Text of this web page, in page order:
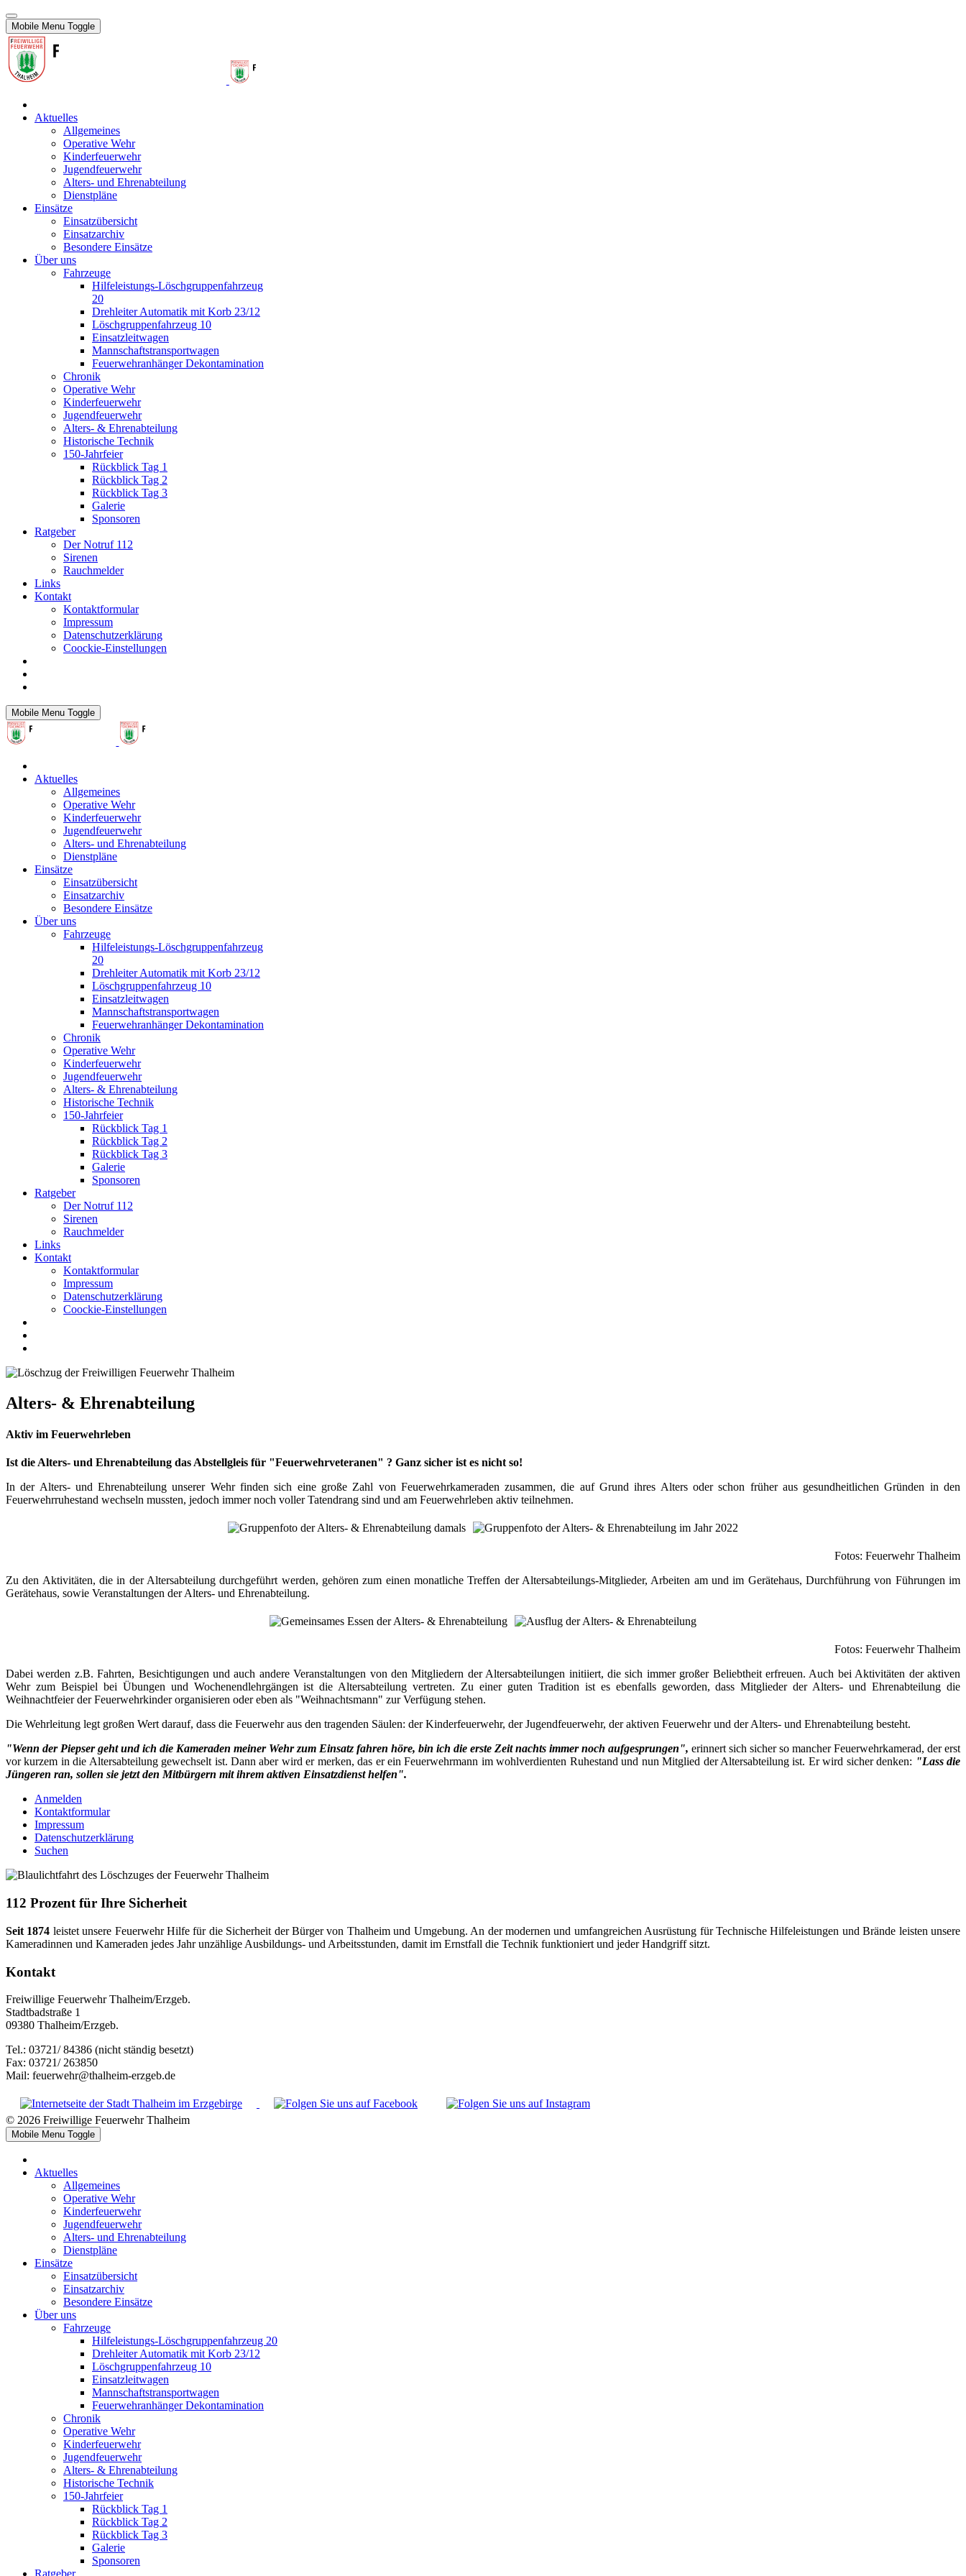
Mobile Menu Toggle
Aktuelles
Allgemeines
Operative Wehr
Kinderfeuerwehr
Jugendfeuerwehr
Alters- und Ehrenabteilung
Dienstpläne
Einsätze
Einsatzübersicht
Einsatzarchiv
Besondere Einsätze
Über uns
Fahrzeuge
Hilfeleistungs-Löschgruppenfahrzeug
20
Drehleiter Automatik mit Korb 23/12
Löschgruppenfahrzeug 10
Einsatzleitwagen
Mannschaftstransportwagen
Feuerwehranhänger Dekontamination
Chronik
Operative Wehr
Kinderfeuerwehr
Jugendfeuerwehr
Alters- & Ehrenabteilung
Historische Technik
150-Jahrfeier
Rückblick Tag 1
Rückblick Tag 2
Rückblick Tag 3
Galerie
Sponsoren
Ratgeber
Der Notruf 112
Sirenen
Rauchmelder
Links
Kontakt
Kontaktformular
Impressum
Datenschutzerklärung
Coockie-Einstellungen
Mobile Menu Toggle
Aktuelles
Allgemeines
Operative Wehr
Kinderfeuerwehr
Jugendfeuerwehr
Alters- und Ehrenabteilung
Dienstpläne
Einsätze
Einsatzübersicht
Einsatzarchiv
Besondere Einsätze
Über uns
Fahrzeuge
Hilfeleistungs-Löschgruppenfahrzeug
20
Drehleiter Automatik mit Korb 23/12
Löschgruppenfahrzeug 10
Einsatzleitwagen
Mannschaftstransportwagen
Feuerwehranhänger Dekontamination
Chronik
Operative Wehr
Kinderfeuerwehr
Jugendfeuerwehr
Alters- & Ehrenabteilung
Historische Technik
150-Jahrfeier
Rückblick Tag 1
Rückblick Tag 2
Rückblick Tag 3
Galerie
Sponsoren
Ratgeber
Der Notruf 112
Sirenen
Rauchmelder
Links
Kontakt
Kontaktformular
Impressum
Datenschutzerklärung
Coockie-Einstellungen
Alters- & Ehrenabteilung
Aktiv im Feuerwehrleben
Ist die Alters- und Ehrenabteilung das Abstellgleis für "Feuerwehrveteranen" ? Ganz sicher ist es nicht so!
In der Alters- und Ehrenabteilung unserer Wehr finden sich eine große Zahl von Feuerwehrkameraden zusammen, die auf Grund ihres Alters oder schon früher aus gesundheitlichen Gründen in den
Feuerwehrruhestand wechseln mussten, jedoch immer noch voller Tatendrang sind und am Feuerwehrleben aktiv teilnehmen.
Fotos: Feuerwehr Thalheim
Zu den Aktivitäten, die in der Altersabteilung durchgeführt werden, gehören zum einen monatliche Treffen der Altersabteilungs-Mitglieder, Arbeiten am und im Gerätehaus, Durchführung von Führungen im
Gerätehaus, sowie Veranstaltungen der Alters- und Ehrenabteilung.
Fotos: Feuerwehr Thalheim
Dabei werden z.B. Fahrten, Besichtigungen und auch andere Veranstaltungen von den Mitgliedern der Altersabteilungen initiiert, die sich immer großer Beliebtheit erfreuen. Auch bei Aktivitäten der aktiven
Wehr zum Beispiel bei Übungen und Wochenendlehrgängen ist die Altersabteilung vertreten. Zu einer guten Tradition ist es ebenfalls geworden, dass Mitglieder der Alters- und Ehrenabteilung die
Weihnachtfeier der Feuerwehrkinder organisieren oder eben als "Weihnachtsmann" zur Verfügung stehen.
Die Wehrleitung legt großen Wert darauf, dass die Feuerwehr aus den tragenden Säulen: der Kinderfeuerwehr, der Jugendfeuerwehr, der aktiven Feuerwehr und der Alters- und Ehrenabteilung besteht.
"Wenn der Piepser geht und ich die Kameraden meiner Wehr zum Einsatz fahren höre, bin ich die erste Zeit nachts immer noch aufgesprungen", erinnert sich sicher so mancher Feuerwehrkamerad, der erst
vor kurzem in die Altersabteilung gewechselt ist. Dann aber wird er merken, das er ein Feuerwehrmann im wohlverdienten Ruhestand und nun Mitglied der Altersabteilung ist. Er wird sicher denken: "Lass die
Jüngeren ran, sollen sie jetzt den Mitbürgern mit ihrem aktiven Einsatzdienst helfen".
Anmelden
Kontaktformular
Impressum
Datenschutzerklärung
Suchen
112 Prozent für Ihre Sicherheit
Seit 1874 leistet unsere Feuerwehr Hilfe für die Sicherheit der Bürger von Thalheim und Umgebung. An der modernen und umfangreichen Ausrüstung für Technische Hilfeleistungen und Brände leisten unsere
Kameradinnen und Kameraden jedes Jahr unzählige Ausbildungs- und Arbeitsstunden, damit im Ernstfall die Technik funktioniert und jeder Handgriff sitzt.
Kontakt
Freiwillige Feuerwehr Thalheim/Erzgeb.
Stadtbadstraße 1
09380 Thalheim/Erzgeb.
Tel.: 03721/ 84386 (nicht ständig besetzt)
Fax: 03721/ 263850
Mail: feuerwehr@thalheim-erzgeb.de
© 2026 Freiwillige Feuerwehr Thalheim
Mobile Menu Toggle
Aktuelles
Allgemeines
Operative Wehr
Kinderfeuerwehr
Jugendfeuerwehr
Alters- und Ehrenabteilung
Dienstpläne
Einsätze
Einsatzübersicht
Einsatzarchiv
Besondere Einsätze
Über uns
Fahrzeuge
Hilfeleistungs-Löschgruppenfahrzeug 20
Drehleiter Automatik mit Korb 23/12
Löschgruppenfahrzeug 10
Einsatzleitwagen
Mannschaftstransportwagen
Feuerwehranhänger Dekontamination
Chronik
Operative Wehr
Kinderfeuerwehr
Jugendfeuerwehr
Alters- & Ehrenabteilung
Historische Technik
150-Jahrfeier
Rückblick Tag 1
Rückblick Tag 2
Rückblick Tag 3
Galerie
Sponsoren